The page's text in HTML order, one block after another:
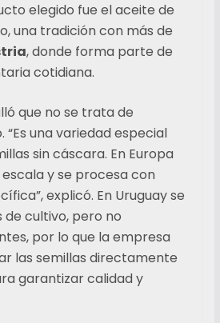
elegido fue el aceite de
una tradición con más de
, donde forma parte de
cotidiana.
que no se trata de
“Es una variedad especial
sin cáscara. En Europa
y se procesa con
explicó. En Uruguay se
cultivo, pero no
por lo que la empresa
las semillas directamente
garantizar calidad y